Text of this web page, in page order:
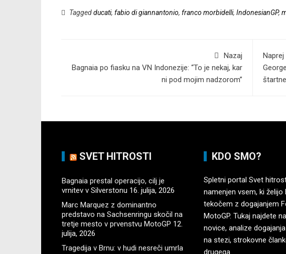
Taggedducati, fabio di giannantonio, franco morbidelli, IndonesianGP,
Nazaj
Bagnaia po fiasku na VN Indonezije: “To je nekaj, kar
ni pod mojim nadzorom”
Naprej
SVET HITROSTI
Bagnaia prestal operacijo, cilj je
vrnitev v Silverstonu 16. julija, 2026
Marc Marquez z dominantno
predstavo na Sachsenringu skočil na
tretje mesto v prvenstvu MotoGP 12.
julija, 2026
Tragedija v Brnu: v hudi nesreči umrla
KDO SMO?
Spletni portal Svet
namenjen vsem, ki želijo
tekočem z dogajanjem
MotoGP. Tukaj najdete
novice, analize
na stezi, strokovne
drugega.